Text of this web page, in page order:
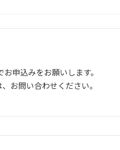
申込みをお願いします。
お問い合わせください。